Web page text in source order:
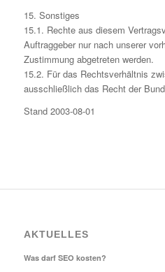
15. Sonstiges
15.1. Rechte aus diesem
Auftraggeber nur nach unserer
Zustimmung abgetreten werden.
15.2. Für das Rechtsverhältnis
ausschließlich das Recht der
Stand 2003-08-01
AKTUELLES
Was darf SEO kosten?